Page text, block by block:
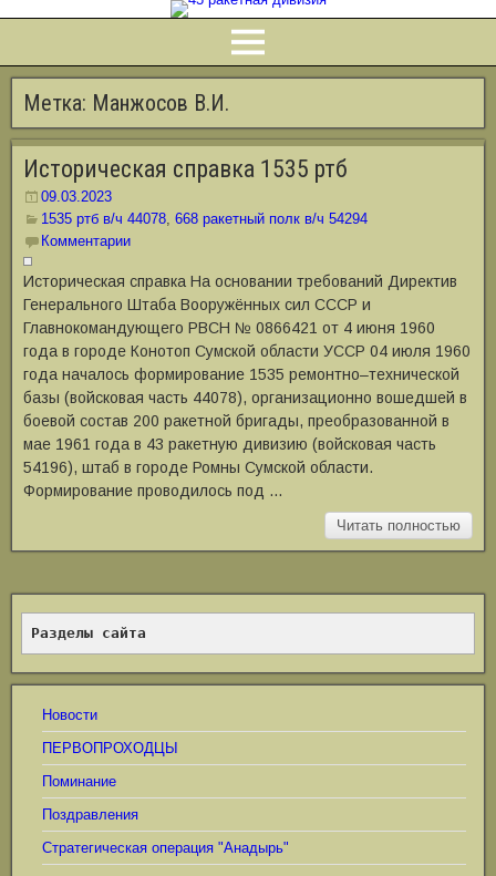
Метка: Манжосов В.И.
Историческая справка 1535 ртб
09.03.2023
1535 ртб в/ч 44078, 668 ракетный полк в/ч 54294
Комментарии
Историческая справка На основании требований Директив
Генерального Штаба Вооружённых сил СССР и
Главнокомандующего РВСН № 0866421 от 4 июня 1960
года в городе Конотоп Сумской области УССР 04 июля 1960
года началось формирование 1535 ремонтно‒технической
базы (войсковая часть 44078), организационно вошедшей в
боевой состав 200 ракетной бригады, преобразованной в
мае 1961 года в 43 ракетную дивизию (войсковая часть
54196), штаб в городе Ромны Сумской области.
Формирование проводилось под …
Читать полностью
Разделы сайта
Новости
ПЕРВОПРОХОДЦЫ
Поминание
Поздравления
Стратегическая операция "Анадырь"